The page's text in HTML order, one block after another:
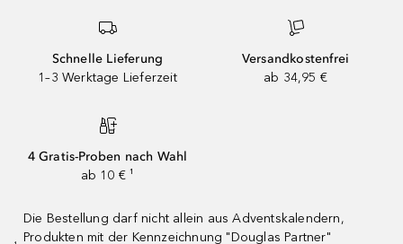
Schnelle Lieferung
1–3 Werktage Lieferzeit
Versandkostenfrei
ab 34,95 €
4 Gratis-Proben nach Wahl
ab 10 € ¹
Die Bestellung darf nicht allein aus Adventskalendern,
Produkten mit der Kennzeichnung "Douglas Partner"